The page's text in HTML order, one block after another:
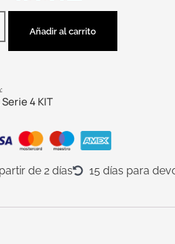
Añadir al carrito
4 KIT
de 2 días
15 días para